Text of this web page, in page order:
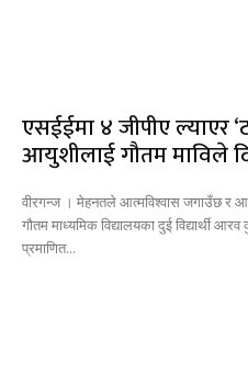
एसईईमा ४ जीपीए ल्याएर
आयुशीलाई गौतम माविले
वीरगन्ज । मेहनतले आत्मविश्वास जगाउँछ र
गौतम माध्यमिक विद्यालयका दुई विद्यार्थी
प्रमाणित...